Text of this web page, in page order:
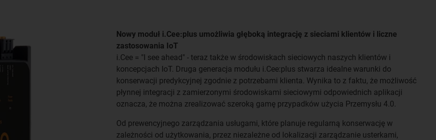
Nowy moduł i.Cee:plus umożliwia głęboką integrację z sieciami klientów i liczne
zastosowania IoT​
i.Cee = "I see ahead" - teraz także w środowiskach sieciowych naszych klientów i
koncepcjach IoT. Druga generacja modułu i.Cee:plus stwarza idealne warunki do
konserwacji predykcyjnej zgodnie z potrzebami klienta. Wynika to z faktu, że możliwość
płynnej integracji z zamierzonymi środowiskami sieciowymi odpowiednich aplikacji
oznacza, że można zrealizować szeroką gamę przypadków użycia Przemysłu 4.0.
Od prewencyjnego zarządzania usługami, które planuje regularną konserwację w
zależności od użytkowania, przez niezależne od lokalizacji zarządzanie usterkami,